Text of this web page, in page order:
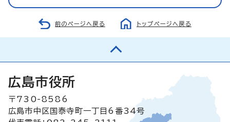
前のページへ戻る トップページへ戻る
広島市役所
〒730-8586
広島市中区国泰寺町一丁目6番34号